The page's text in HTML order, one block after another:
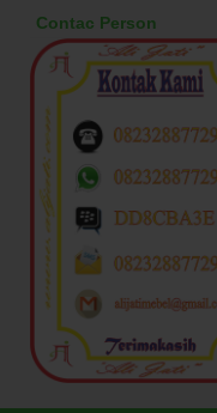
Contac Person